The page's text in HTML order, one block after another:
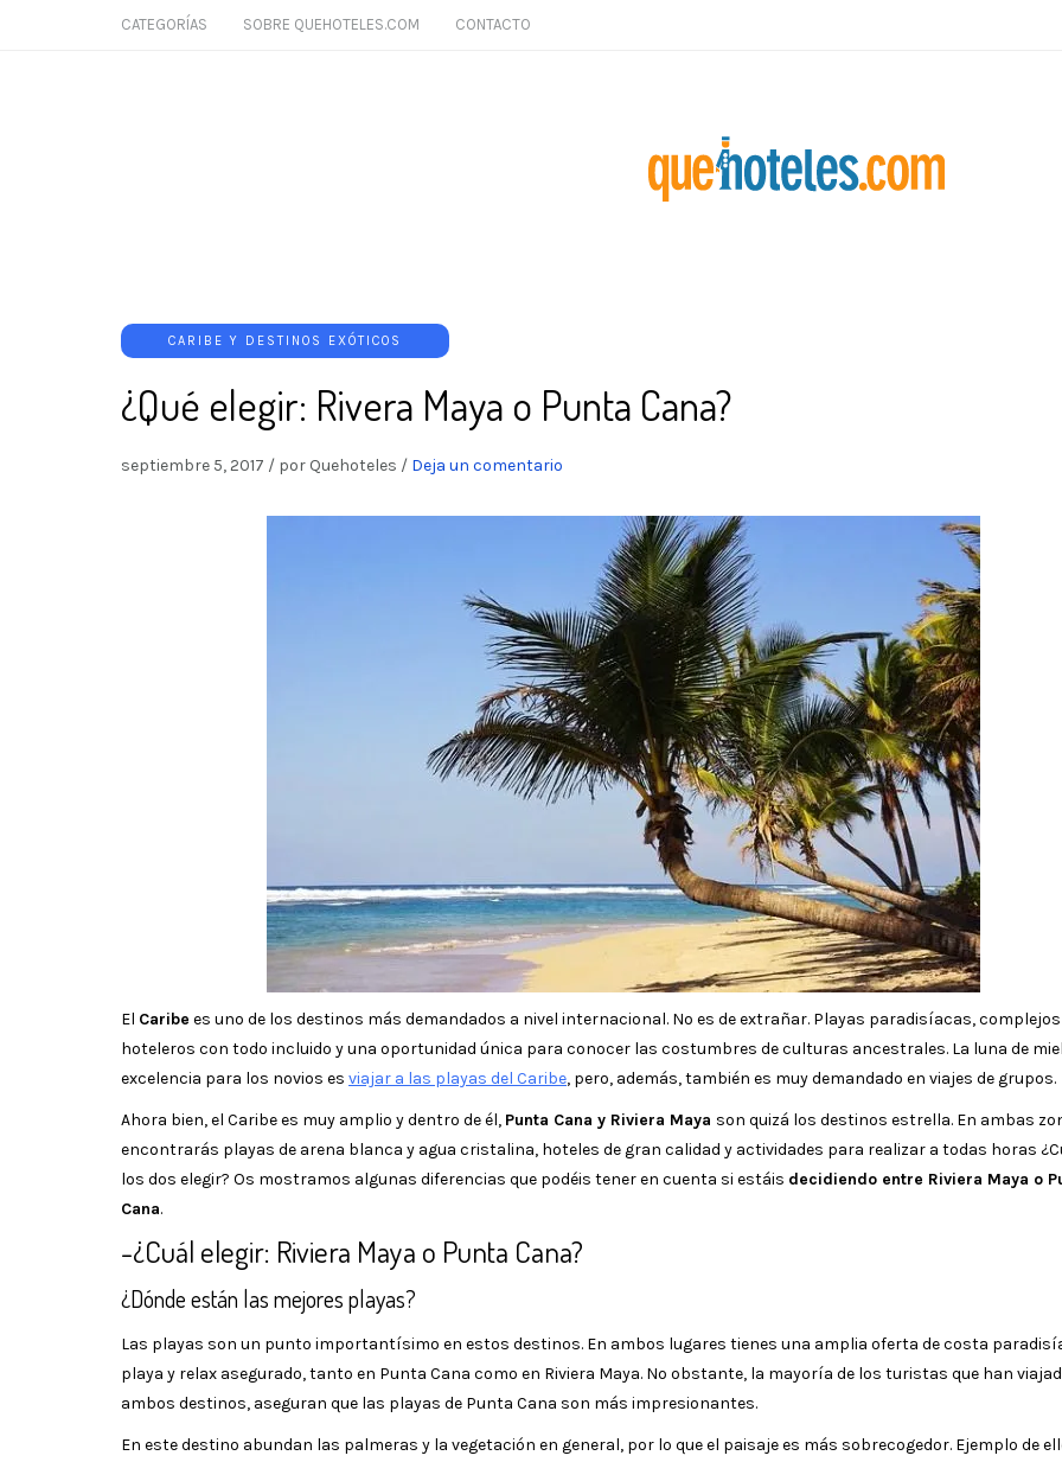
CATEGORÍAS SOBRE QUEHOTELES.COM CONTACTO
CARIBE Y DESTINOS EXÓTICOS
¿Qué elegir: Rivera Maya o Punta Cana?
septiembre 5, 2017 / por Quehoteles / Deja un comentario
El Caribe es uno de los destinos más demandados a nivel internacional. No es de extrañar. Playas paradisíacas, complejos
hoteleros con todo incluido y una oportunidad única para conocer las costumbres de culturas ancestrales. La luna de
excelencia para los novios es viajar a las playas del Caribe, pero, además, también es muy demandado en viajes de grupos.
Ahora bien, el Caribe es muy amplio y dentro de él, Punta Cana y Riviera Maya son quizá los destinos estrella. En ambas
encontrarás playas de arena blanca y agua cristalina, hoteles de gran calidad y actividades para realizar a todas horas
los dos elegir? Os mostramos algunas diferencias que podéis tener en cuenta si estáis decidiendo entre Riviera Maya o
Cana.
-¿Cuál elegir: Riviera Maya o Punta Cana?
¿Dónde están las mejores playas?
Las playas son un punto importantísimo en estos destinos. En ambos lugares tienes una amplia oferta de costa
playa y relax asegurado, tanto en Punta Cana como en Riviera Maya. No obstante, la mayoría de los turistas que han
ambos destinos, aseguran que las playas de Punta Cana son más impresionantes.
En este destino abundan las palmeras y la vegetación en general, por lo que el paisaje es más sobrecogedor. Ejemplo de